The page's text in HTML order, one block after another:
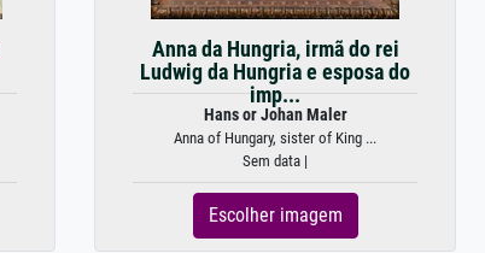
Anna da Hungria, irmã do rei
Ludwig da Hungria e esposa do
imp...
Hans or Johan Maler
Anna of Hungary, sister of King ...
Sem data |
Escolher imagem